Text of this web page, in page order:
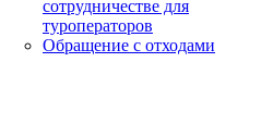
сотрудничестве для
туроператоров
Обращение с отходами